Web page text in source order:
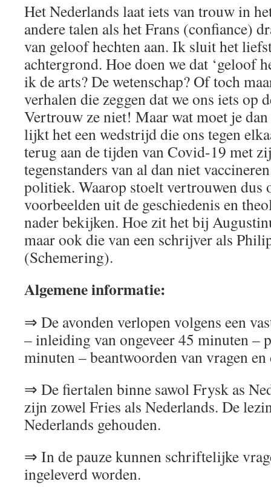
Het Nederlands laat iets van trouw in
andere talen als het Frans (confiance)
van geloof hechten aan. Ik sluit het
achtergrond. Hoe doen we dat ‘geloof
ik de arts? De wetenschap? Of toch
verhalen die zeggen dat we ons iets op
Vertrouw ze niet! Maar wat moet je
lijkt het een wedstrijd die ons tegen
terug aan de tijden van Covid-19 met
tegenstanders van al dan niet
politiek. Waarop stoelt vertrouwen dus
voorbeelden uit de geschiedenis en
nader bekijken. Hoe zit het bij
maar ook die van een schrijver als
(Schemering).
Algemene informatie:
⇒ De avonden verlopen volgens een
– inleiding van ongeveer 45 minuten –
minuten – beantwoorden van vragen
⇒ De fiertalen binne sawol Frysk as
zijn zowel Fries als Nederlands. De
Nederlands gehouden.
⇒ In de pauze kunnen schriftelijke
ingeleverd worden.